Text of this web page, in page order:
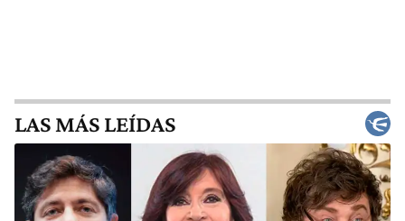
LAS MÁS LEÍDAS